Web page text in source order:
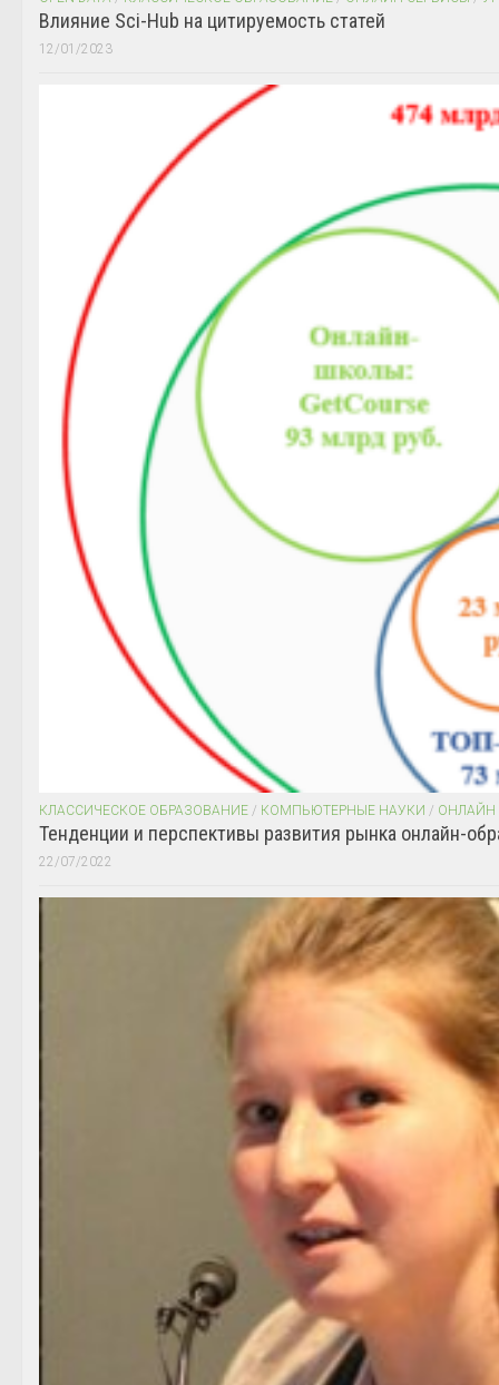
Влияние Sci-Hub на цитируемость статей
12/01/2023
КЛАССИЧЕСКОЕ ОБРАЗОВАНИЕ / КОМПЬЮТЕРНЫЕ НАУКИ / ОНЛАЙН
Тенденции и перспективы развития рынка онлайн-
22/07/2022